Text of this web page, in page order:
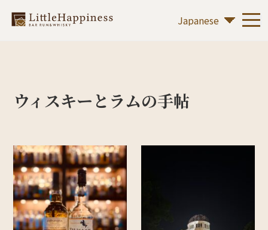
ウィスキーとラムの手帖